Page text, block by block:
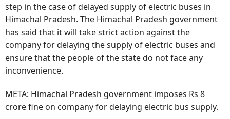
step in the case of delayed supply of electric buses in
Himachal Pradesh. The Himachal Pradesh government
has said that it will take strict action against the
company for delaying the supply of electric buses and
ensure that the people of the state do not face any
inconvenience.
META: Himachal Pradesh government imposes Rs 8
crore fine on company for delaying electric bus supply.